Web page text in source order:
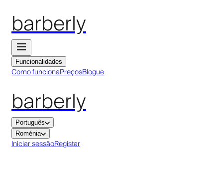
barberly
Funcionalidades
Como funcionaPreçosBlogue
barberly
Português
Roménia
Iniciar sessãoRegistar